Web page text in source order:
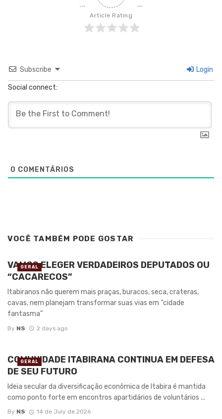
Article Rating
Subscribe Login
Social connect:
0 COMENTÁRIOS
VOCÊ TAMBÉM PODE GOSTAR
VAMOS ELEGER VERDADEIROS DEPUTADOS OU
“CACARECOS”
Itabiranos não querem mais praças, buracos, seca, crateras,
cavas, nem planejam transformar suas vias em “cidade
fantasma”
By NS 2 days ago
GERAL
COMUNIDADE ITABIRANA CONTINUA EM DEFESA
DE SEU FUTURO
Ideia secular da diversificação econômica de Itabira é mantida
como ponto forte em encontros apartidários de voluntários ...
By NS 14 de July de 2026
GERAL